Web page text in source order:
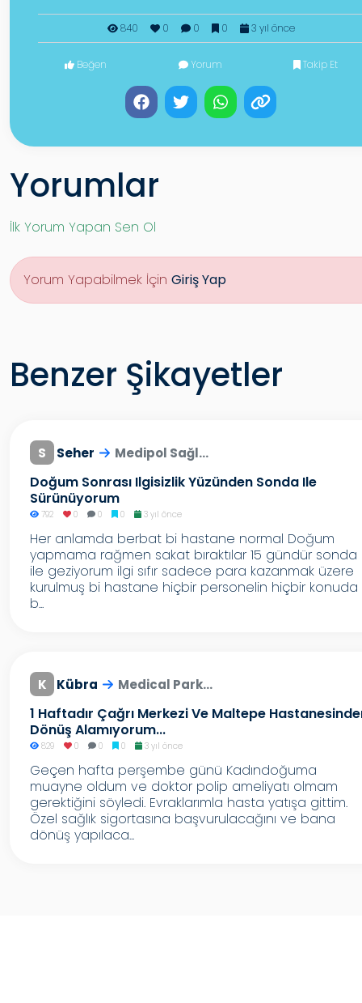
840 0 0 0 3 yıl önce
Beğen Yorum Takip Et
Yorumlar
İlk Yorum Yapan Sen Ol
Yorum Yapabilmek İçin Giriş Yap
Benzer Şikayetler
S Seher Medipol Sağl...
Doğum Sonrası Ilgisizlik Yüzünden Sonda Ile
Sürünüyorum
792 0 0 0 3 yıl önce
Her anlamda berbat bi hastane normal Doğum
yapmama rağmen sakat bıraktılar 15 gündür sonda
ile geziyorum ilgi sıfır sadece para kazanmak üzere
kurulmuş bi hastane hiçbir personelin hiçbir konuda
b...
K Kübra Medical Park...
1 Haftadır Çağrı Merkezi Ve Maltepe
Dönüş Alamıyorum...
829 0 0 0 3 yıl önce
Geçen hafta perşembe günü Kadındoğuma
muayne oldum ve doktor polip ameliyatı olmam
gerektiğini söyledi. Evraklarımla hasta yatışa gittim.
Özel sağlık sigortasına başvurulacağını ve bana
dönüş yapılaca...